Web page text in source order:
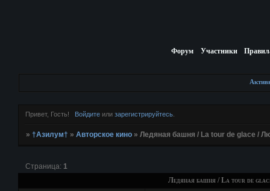
Форум Участники
Привет, Гость! Войдитеили зарегистрируйтесь.
»†Азилум† »Авторское кино »Ледяная башня / La tour de glace /
Ледяная башня / La tour de
Страница: 1